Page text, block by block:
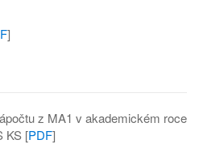
]
z MA1 v akademickém roce
KS [PDF]